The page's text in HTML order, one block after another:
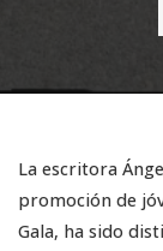
La escritora
promoción de
Gala, ha sido